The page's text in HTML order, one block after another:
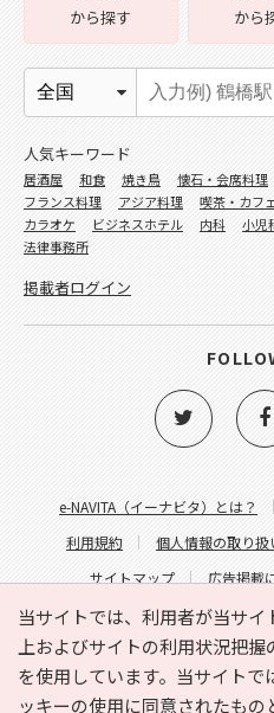
当サイトでは、利用者が当サ
上およびサイトの利用状況把握
を使用しています。当サイトで
ッキーの使用に同意されたも
e-NAVITA（イーナビタ）とは？
利用規約
個人情報の取り扱
サイトマップ
広告掲載
サイトの内容に関
から探す
から
人気キーワード
居酒屋 和食 焼き鳥 懐石・会席料理
フランス料理
アジア料理 喫茶・カフェ
カラオケ
ビジネスホテル 内科 小児
法律事務所
掲載者ログイン